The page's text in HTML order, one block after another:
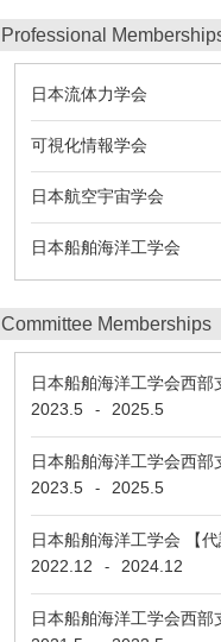
Professional
日本流体力学会
可視化情報学会
日本航空宇宙学会
日本船舶海洋工学会
Committee Memberships
日本船舶海洋工学会西
2023.5 - 2025.5
日本船舶海洋工学会西
2023.5 - 2025.5
日本船舶海洋工学会 【
2022.12 - 2024.12
日本船舶海洋工学会西